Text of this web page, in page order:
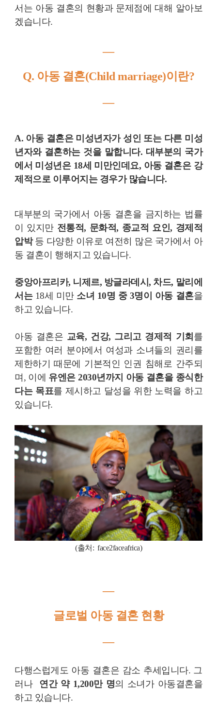
서는 아동 결혼의 현황과 문제점에 대해 알아보
겠습니다.
―
Q. 아동 결혼(Child marriage)이란?
―
A. 아동 결혼은미성년자가 성인 또는 다른 미성
년자와 결혼하는 것을 말합니다. 대부분의 국가
에서 미성년은 18세 미만인데요, 아동 결혼은 강
제적으로 이루어지는 경우가 많습니다.
대부분의 국가에서 아동 결혼을 금지하는 법률
이 있지만 전통적, 문화적, 종교적 요인, 경제적
압박등 다양한 이유로 여전히 많은 국가에서 아
동 결혼이 행해지고 있습니다.
중앙아프리카, 니제르, 방글라데시, 차드, 말리에
서는18세 미만 소녀 10명 중 3명이 아동 결혼을
하고 있습니다.
아동 결혼은 교육, 건강, 그리고 경제적 기회 를
포함한 여러 분야에서 여성과 소녀들의 권리를
제한하기 때문에 기본적인 인권 침해로 간주되
며, 이에 유엔은 2030년까지 아동 결혼을 종식한
다는 목표를 제시하고 달성을 위한 노력을 하고
있습니다.
(출처: face2faceafrica)
―
글로벌 아동 결혼 현황
―
다행스럽게도 아동 결혼은 감소 추세입니다. 그
러나 연간 약 1,200만 명의 소녀가 아동결혼을
하고 있습니다.